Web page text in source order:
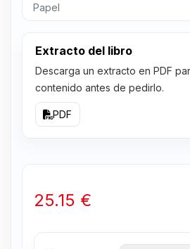
Papel
Extracto del libro
Descarga un extracto en PDF
contenido antes de pedirlo.
PDF
25.15 €